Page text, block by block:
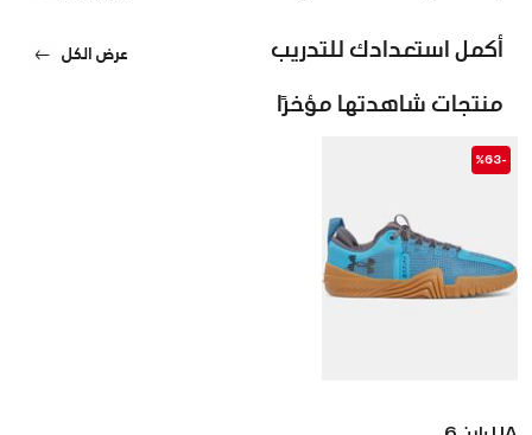
أكمل استعدادك للتدريب عرض الكل
منتجات شاهدتها مؤخرًا
-%63